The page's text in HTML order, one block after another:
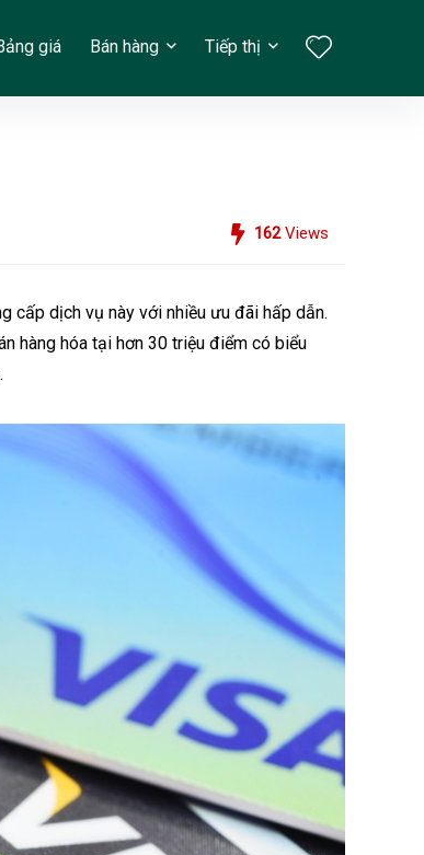
giá Bán hàng Tiếp thị
162Views
cấp dịch vụ này với nhiều ưu đãi hấp dẫn.
hàng hóa tại hơn 30 triệu điểm có biểu